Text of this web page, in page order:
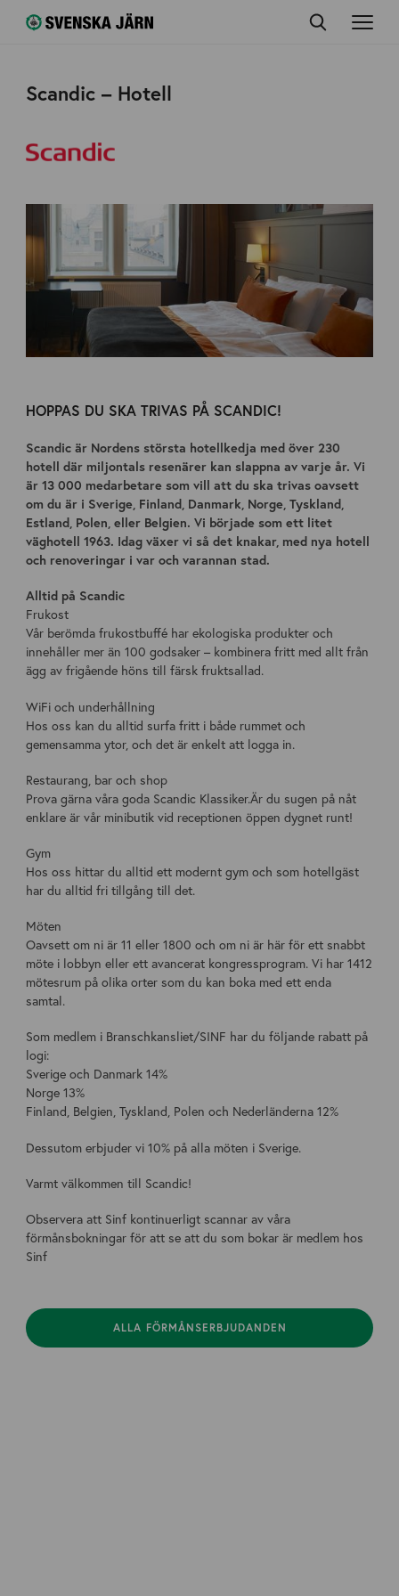
Scandic – Hotell
HOPPAS DU SKA TRIVAS PÅ SCANDIC!
Scandic är Nordens största hotellkedja med över 230
hotell där miljontals resenärer kan slappna av varje år. Vi
är 13 000 medarbetare som vill att du ska trivas oavsett
om du är i Sverige, Finland, Danmark, Norge, Tyskland,
Estland, Polen, eller Belgien. Vi började som ett litet
väghotell 1963. Idag växer vi så det knakar, med nya hotell
och renoveringar i var och varannan stad.
Alltid på Scandic
Frukost
Vår berömda frukostbuffé har ekologiska produkter och
innehåller mer än 100 godsaker – kombinera fritt med allt från
ägg av frigående höns till färsk fruktsallad.
WiFi och underhållning
Hos oss kan du alltid surfa fritt i både rummet och
gemensamma ytor, och det är enkelt att logga in.
Restaurang, bar och shop
Prova gärna våra goda Scandic Klassiker.Är du sugen på nåt
enklare är vår minibutik vid receptionen öppen dygnet runt!
Gym
Hos oss hittar du alltid ett modernt gym och som hotellgäst
har du alltid fri tillgång till det.
Möten
Oavsett om ni är 11 eller 1800 och om ni är här för ett snabbt
möte i lobbyn eller ett avancerat kongressprogram. Vi har 1412
mötesrum på olika orter som du kan boka med ett enda
samtal.
Som medlem i Branschkansliet/SINF har du följande rabatt på
logi:
Sverige och Danmark 14%
Norge 13%
Finland, Belgien, Tyskland, Polen och Nederländerna 12%
Dessutom erbjuder vi 10% på alla möten i Sverige.
Varmt välkommen till Scandic!
Observera att Sinf kontinuerligt scannar av våra
förmånsbokningar för att se att du som bokar är medlem hos
Sinf
ALLA FÖRMÅNSERBJUDANDEN